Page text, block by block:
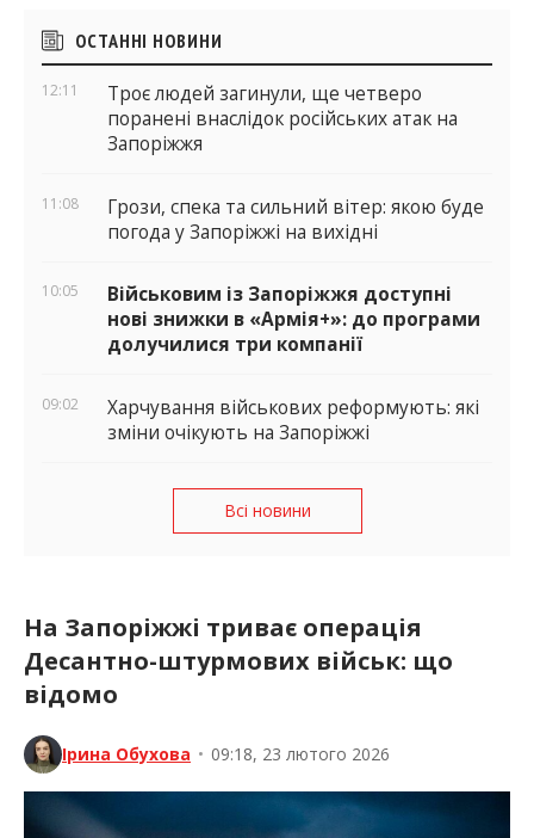
Бічні
віджети
ОСТАННІ НОВИНИ
12:11
Троє людей загинули, ще четверо
поранені внаслідок російських атак на
Запоріжжя
11:08
Грози, спека та сильний вітер: якою буде
погода у Запоріжжі на вихідні
10:05
Військовим із Запоріжжя доступні
нові знижки в «Армія+»: до програми
долучилися три компанії
09:02
Харчування військових реформують: які
зміни очікують на Запоріжжі
Всі новини
На Запоріжжі триває операція
Десантно-штурмових військ: що
відомо
Ірина Обухова • 09:18, 23 лютого 2026